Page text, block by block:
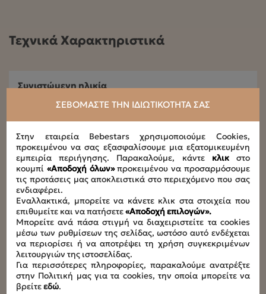
Τεχνικά Χαρακτηριστικά
Συνιστώμενη ηλικία
15kg
Διαστάσεις ανοιχτό
L75 x W52 x H103 cm
Διαστάσεις κλειστό
L52 x W30 x H76 cm
Συνολικό φορτίο
6kg
Οδηγίες πλυσίματος
ΣΕΒΌΜΑΣΤΕ ΤΗΝ ΙΔΙΩΤΙΚΌΤΗΤΆ ΣΑΣ
Στην εταιρεία Bebestars χρησιμοποιούμε Cookies,
προκειμένου να σας εξασφαλίσουμε μια εξατομικευμένη
εμπειρία περιήγησης. Παρακαλούμε, κάντε κλικ στο
κουμπί «Αποδοχή όλων»προκειμένου να προσαρμόσουμε
τις προτάσεις μας αποκλειστικά στο περιεχόμενο που σας
ενδιαφέρει.
Εναλλακτικά, μπορείτε να κάνετε κλικ στα στοιχεία που
επιθυμείτε και να πατήσετε«Αποδοχή επιλογών».
Μπορείτε ανά πάσα στιγμή να διαχειριστείτε τα cookies
μέσω των ρυθμίσεων της σελίδας, ωστόσο αυτό ενδέχεται
να περιορίσει ή να αποτρέψει τη χρήση συγκεκριμένων
λειτουργιών της ιστοσελίδας.
Για περισσότερες πληροφορίες, παρακαλούμε ανατρέξτε
στην Πολιτική μας για τα cookies, την οποία μπορείτε να
βρείτεεδώ.